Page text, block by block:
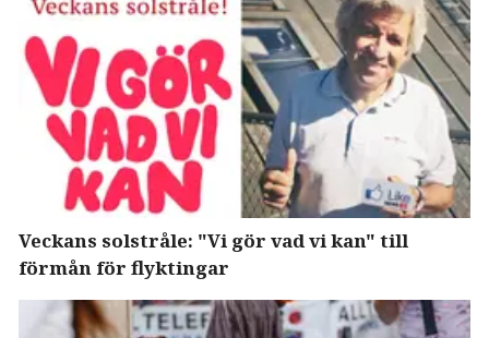
Veckans solstråle: "Vi gör vad vi kan" till
förmån för flyktingar